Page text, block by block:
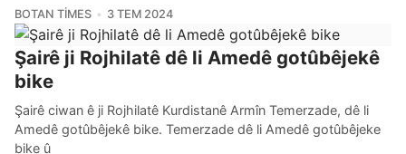
BOTAN TIMES 3 TEM 2024
Şairê ji Rojhilatê dê li Amedê gotûbêjekê
bike
Şairê ciwan ê ji Rojhilatê Kurdistanê Armîn Temerzade, dê li
Amedê gotûbêjekê bike. Temerzade dê li Amedê gotûbêjeke
bike û